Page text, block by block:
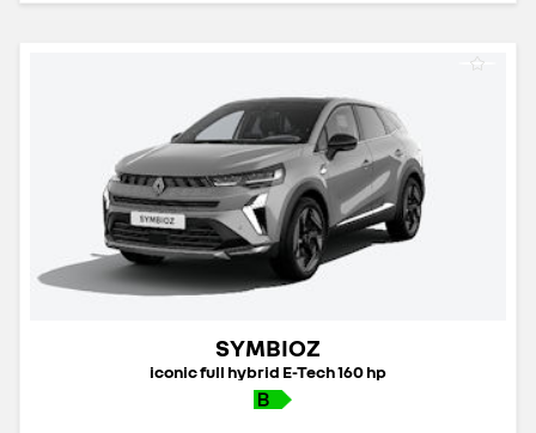
SYMBIOZ
iconic full hybrid E-Tech 160 hp